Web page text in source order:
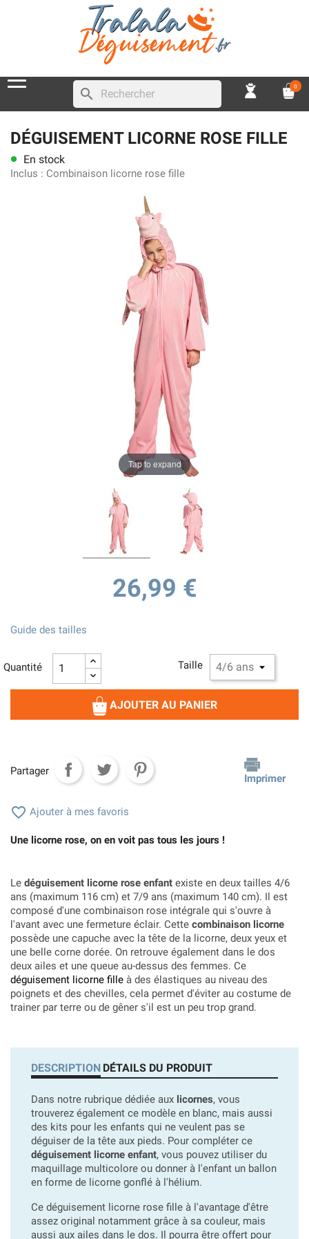
search 0
DÉGUISEMENT LICORNE ROSE FILLE
lens En stock
Inclus : Combinaison licorne rose fille
Tap to expand
26,99 €
Taille
Guide des tailles
Quantité
AJOUTER AU PANIER
Partager
Imprimer
 Ajouter à mes favoris
Une licorne rose, on en voit pas tous les jours !
Le déguisement licorne rose enfant existe en deux tailles 4/6
ans (maximum 116 cm) et 7/9 ans (maximum 140 cm). Il est
composé d'une combinaison rose intégrale qui s'ouvre à
l'avant avec une fermeture éclair. Cette combinaison licorne
possède une capuche avec la tête de la licorne, deux yeux et
une belle corne dorée. On retrouve également dans le dos
deux ailes et une queue au-dessus des femmes. Ce
déguisement licorne fille à des élastiques au niveau des
poignets et des chevilles, cela permet d'éviter au costume de
trainer par terre ou de gêner s'il est un peu trop grand.
DESCRIPTION DÉTAILS DU PRODUIT
Dans notre rubrique dédiée aux licornes, vous
trouverez également ce modèle en blanc, mais aussi
des kits pour les enfants qui ne veulent pas se
déguiser de la tête aux pieds. Pour compléter ce
déguisement licorne enfant, vous pouvez utiliser du
maquillage multicolore ou donner à l'enfant un ballon
en forme de licorne gonflé à l'hélium.
Ce déguisement licorne rose fille à l'avantage d'être
assez original notamment grâce à sa couleur, mais
aussi aux ailes dans le dos. Il pourra être offert pour